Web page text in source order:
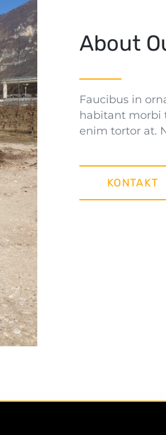
About
Faucibus in
habitant morbi
enim tortor at.
KONTAKT